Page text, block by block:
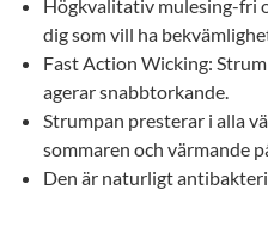
Högkvalitativ mulesing-fri
dig som vill ha
Fast Action Wicking:
agerar snabbtorkande.
Strumpan presterar i alla
sommaren och värmande
Den är naturligt